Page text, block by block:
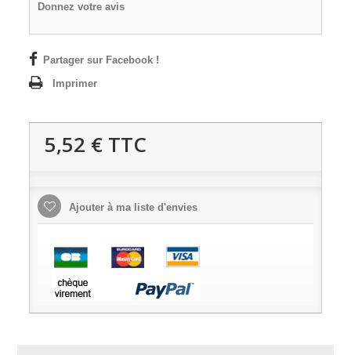
Donnez votre avis
Partager sur Facebook !
Imprimer
5,52 € TTC
Ajouter à ma liste d'envies